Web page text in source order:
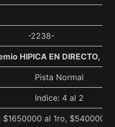
-2238-
HIPICA EN DIRECTO,
Pista Normal
Indice: 4 al 2
$1650000 al 1ro, $540000